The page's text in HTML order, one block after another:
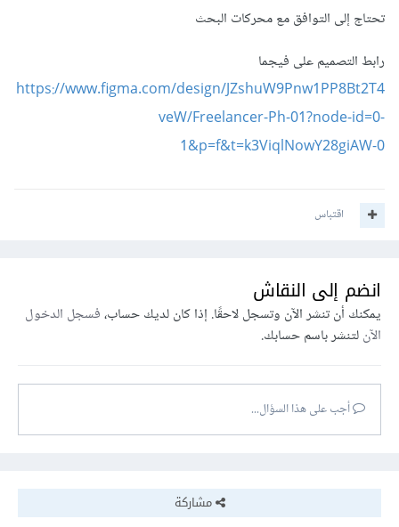
تحتاج إلى التوافق مع محركات البحث
رابط التصميم على فيجما
https://www.figma.com/design/JZshuW9Pnw1PP8Bt2T4
veW/Freelancer-Ph-01?node-id=0-
1&p=f&t=k3ViqlNowY28giAW-0
اقتباس
انضم إلى النقاش
يمكنك أن تنشر الآن وتسجل لاحقًا. إذا كان لديك حساب،فسجل الدخول
الآنلتنشر باسم حسابك.
أجب على هذا السؤال...
مشاركة